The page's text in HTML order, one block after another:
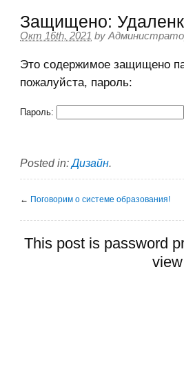
Защищено:
Окт 16th, 2021 by
Это содержимое защищено
пожалуйста, пароль:
Пароль:
Posted in:Дизайн.
← Поговорим о системе образования!
This post is password